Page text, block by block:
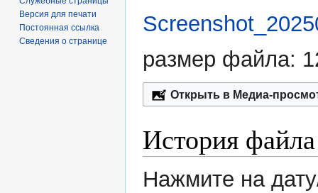
размер файла:
Открыть в Медиа-
История файла
Нажмите на
Версия для печати
Постоянная ссылка
Сведения о странице